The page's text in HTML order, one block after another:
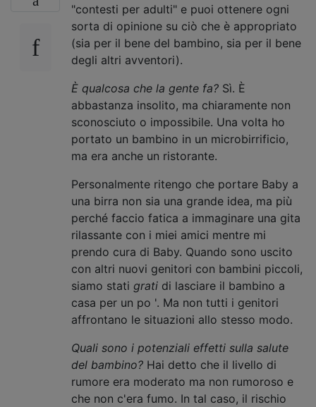
"contesti per adulti" e puoi ottenere ogni
sorta di opinione su ciò che è appropriato
(sia per il bene del bambino, sia per il bene
degli altri avventori).
È qualcosa che la gente fa? Sì. È
abbastanza insolito, ma chiaramente non
sconosciuto o impossibile. Una volta ho
portato un bambino in un microbirrificio,
ma era anche un ristorante.
Personalmente ritengo che portare Baby a
una birra non sia una grande idea, ma più
perché faccio fatica a immaginare una gita
rilassante con i miei amici mentre mi
prendo cura di Baby. Quando sono uscito
con altri nuovi genitori con bambini piccoli,
siamo stati grati di lasciare il bambino a
casa per un po '. Ma non tutti i genitori
affrontano le situazioni allo stesso modo.
Quali sono i potenziali effetti sulla salute
del bambino? Hai detto che il livello di
rumore era moderato ma non rumoroso e
che non c'era fumo. In tal caso, il rischio